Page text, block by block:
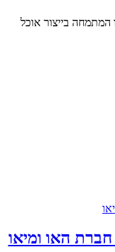
המתמחה בייצור אוכל
חברת האו ומיאו